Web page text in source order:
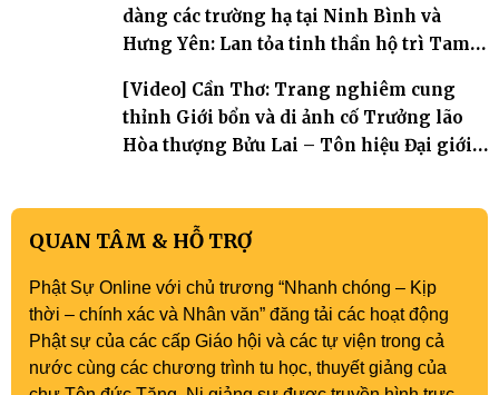
dàng các trường hạ tại Ninh Bình và
Hưng Yên: Lan tỏa tinh thần hộ trì Tam
[Video] Cần Thơ: Trang nghiêm cung
thỉnh Giới bổn và di ảnh cố Trưởng lão
Hòa thượng Bửu Lai – Tôn hiệu Đại giới
QUAN TÂM & HỖ TRỢ
Phật Sự Online với chủ trương “Nhanh chóng – Kịp
thời – chính xác và Nhân văn” đăng tải các hoạt động
Phật sự của các cấp Giáo hội và các tự viện trong cả
nước cùng các chương trình tu học, thuyết giảng của